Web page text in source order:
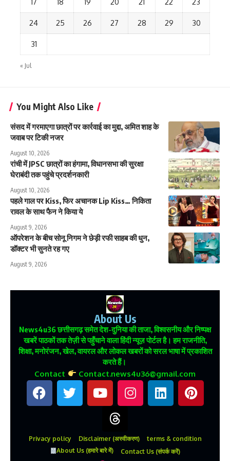
24 25 26 27 28 29 30
31
« Jul
You Might Also Like
संसद में गरमाएगा छात्रों पर कार्रवाई का मुद्दा, अमित शाह के
जवाब पर टिकी नजर
August 10, 2026
रांची में JPSC छात्रों का हंगामा, विधानसभा की सुरक्षा
घेराबंदी तक पहुंचे प्रदर्शनकारी
August 10, 2026
पहले गाल पर Kiss, फिर अचानक Lip Kiss… निकिता
रावल के साथ फैन ने किया ये
August 9, 2026
ऑपरेशन के बीच सोनू निगम ने छेड़ी रफी साहब की धुन,
डॉक्टर भी सुनते रह गए
August 9, 2026
About Us
News4u36छत्तीसगढ़ समेत देश-दुनिया की ताजा, विश्वसनीय और निष्पक्ष
खबरें पाठकों तक तेज़ी से पहुँचाने वाला हिंदी न्यूज़ पोर्टल है। हम राजनीति,
शिक्षा, मनोरंजन, खेल, वायरल और लोकल खबरों को सरल भाषा में प्रकाशित
करते हैं।
Contact Contact.news4u36@gmail.com
Privacy policy Disclaimer (अस्वीकरण)
terms & condition
About Us (हमारे बारे में)
Contact Us (संपर्क करें)